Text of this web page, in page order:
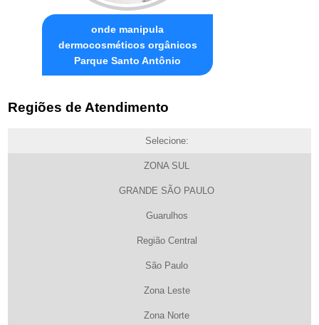
onde manipula
dermocosméticos orgânicos
Parque Santo Antônio
Regiões de Atendimento
Selecione:
ZONA SUL
GRANDE SÃO PAULO
Guarulhos
Região Central
São Paulo
Zona Leste
Zona Norte